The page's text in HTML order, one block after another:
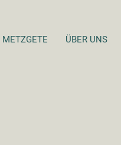
METZGETE ÜBER UNS